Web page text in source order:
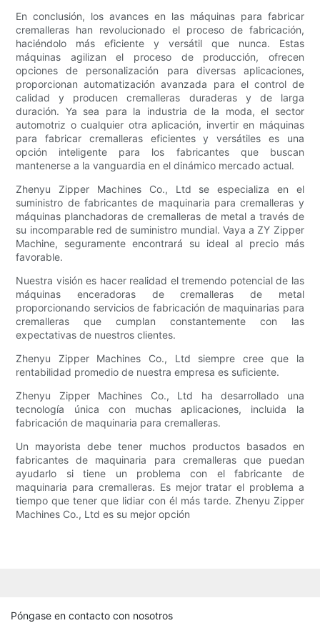
En conclusión, los avances en las máquinas para fabricar
cremalleras han revolucionado el proceso de fabricación,
haciéndolo más eficiente y versátil que nunca. Estas
máquinas agilizan el proceso de producción, ofrecen
opciones de personalización para diversas aplicaciones,
proporcionan automatización avanzada para el control de
calidad y producen cremalleras duraderas y de larga
duración. Ya sea para la industria de la moda, el sector
automotriz o cualquier otra aplicación, invertir en máquinas
para fabricar cremalleras eficientes y versátiles es una
opción inteligente para los fabricantes que buscan
mantenerse a la vanguardia en el dinámico mercado actual.
Zhenyu Zipper Machines Co., Ltd se especializa en el
suministro de fabricantes de maquinaria para cremalleras y
máquinas planchadoras de cremalleras de metal a través de
su incomparable red de suministro mundial. Vaya a ZY Zipper
Machine, seguramente encontrará su ideal al precio más
favorable.
Nuestra visión es hacer realidad el tremendo potencial de las
máquinas enceradoras de cremalleras de metal
proporcionando servicios de fabricación de maquinarias para
cremalleras que cumplan constantemente con las
expectativas de nuestros clientes.
Zhenyu Zipper Machines Co., Ltd siempre cree que la
rentabilidad promedio de nuestra empresa es suficiente.
Zhenyu Zipper Machines Co., Ltd ha desarrollado una
tecnología única con muchas aplicaciones, incluida la
fabricación de maquinaria para cremalleras.
Un mayorista debe tener muchos productos basados en
fabricantes de maquinaria para cremalleras que puedan
ayudarlo si tiene un problema con el fabricante de
maquinaria para cremalleras. Es mejor tratar el problema a
tiempo que tener que lidiar con él más tarde. Zhenyu Zipper
Machines Co., Ltd es su mejor opción
Póngase en contacto con nosotros